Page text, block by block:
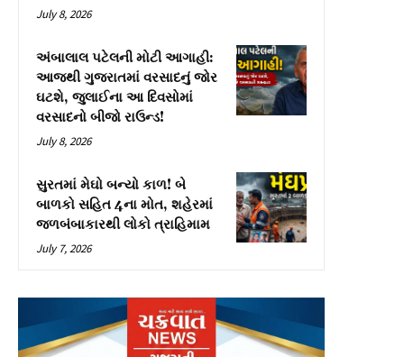
July 8, 2026
અંબાલાલ પટેલની મોટી આગાહી:
આજથી ગુજરાતમાં વરસાદનું જોર
ઘટશે, જુલાઈના આ દિવસોમાં
વરસાદનો બીજો રાઉન્ડ!
July 8, 2026
સુરતમાં મેઘો બન્યો કાળ! બે
બાળકો સહિત 4ના મોત, શહેરમાં
જળબંબાકારથી લોકો ત્રાહિમામ
July 7, 2026